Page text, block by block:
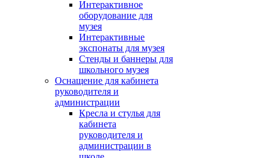
Интерактивное
оборудование для
музея
Интерактивные
экспонаты для музея
Стенды и баннеры для
школьного музея
Оснащение для кабинета
руководителя и
администрации
Кресла и стулья для
кабинета
руководителя и
администрации в